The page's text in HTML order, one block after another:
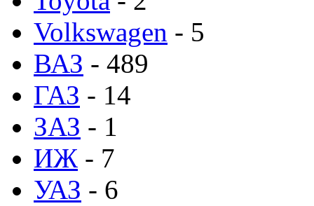
Volkswagen - 5
ВАЗ - 489
ГАЗ - 14
ЗАЗ - 1
ИЖ - 7
УАЗ - 6